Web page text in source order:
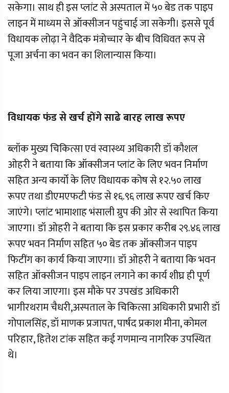
सकेगा। साथ ही इस प्लांट से अस्पताल में ५० बेड तक पाइप
लाइन में माध्यम से ऑक्सीजन पहुंचाई जा सकेगी। इससे पूर्व
विधायक लोढ़ा ने वैदिक मंत्रोच्चार के बीच विधिवत रूप से
पूजा अर्चना का भवन का शिलान्यास किया।
विधायक फंड से खर्च होंगे साढे बारह लाख रूपए
ब्लॉक मुख्य चिकित्सा एवं स्वास्थ्य अधिकारी डॉ कौशल
ओहरी ने बताया कि ऑक्सीजन प्लांट के लिए भवन निर्माण
सहित अन्य कार्यो के लिए विधायक कोष से १२.५० लाख
रूपए तथा डीएमएफटी फंड से १६.९६ लाख रूपए खर्च किए
जाएंगे। प्लांट भामाशाह भंसाली ग्रुप की ओर से स्थापित किया
जाएगा। डॉ ओहरी ने बताया कि इस प्रकार करीब २९.४६ लाख
रूपए भवन निर्माण सहित ५० बेड तक ऑक्सीजन पाइप
फिटींग का कार्य किया जाएगा। डॉ ओहरी ने बताया कि भवन
सहित ऑक्सीजन पाइप लाइन लगाने का कार्य शीघ्र ही पूर्ण
कर लिया जाएगा। इस मौके पर उपखंड अधिकारी
भागीरथराम चैधरी,अस्पताल के चिकित्सा अधिकारी प्रभारी डॉ
गोपालसिंह, डॉ माणक प्रजापत, पार्षद प्रकाश मीना, कोमल
परिहार, हितेश टांक सहित कई गणमान्य नागरिक उपस्थित
थे।